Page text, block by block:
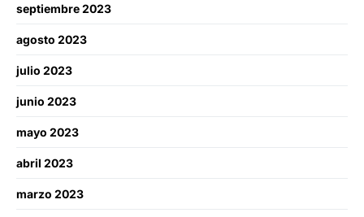
septiembre 2023
agosto 2023
julio 2023
junio 2023
mayo 2023
abril 2023
marzo 2023